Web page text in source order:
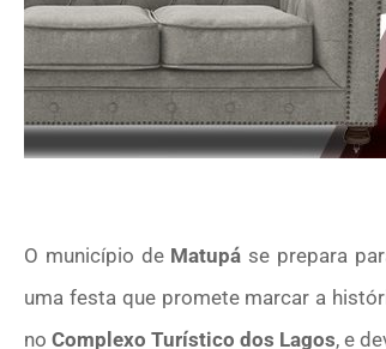
O município de Matupá se prepara
uma festa que promete marcar a
no Complexo Turístico dos Lagos, e